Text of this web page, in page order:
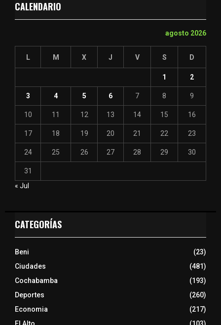
CALENDARIO
agosto 2026
L M X J V S D
1 2
3 4 5 6 7 8 9
10 11 12 13 14 15 16
17 18 19 20 21 22 23
24 25 26 27 28 29 30
31
« Jul
CATEGORÍAS
Beni
(23)
Ciudades
(481)
Cochabamba
(193)
Deportes
(260)
Economia
(217)